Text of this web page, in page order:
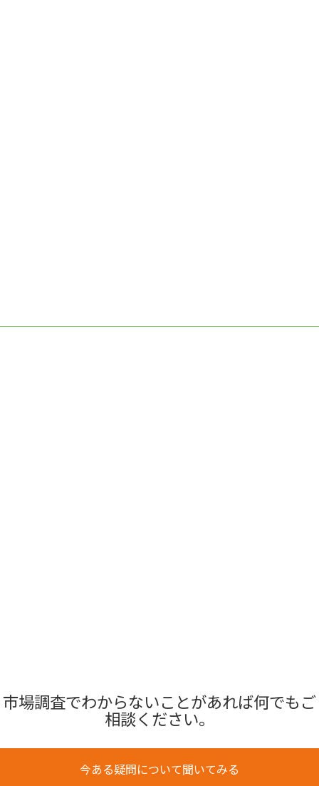
市場調査でわからないことがあれば何でもご
相談ください。
今ある疑問について聞いてみる